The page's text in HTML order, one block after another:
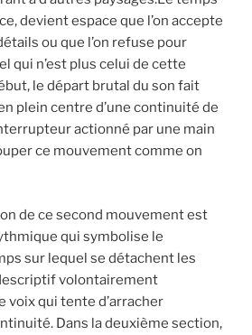
devient espace que l’on accepte
ou que l’on refuse pour
qui n’est plus celui de cette
le départ brutal du son fait
plein centre d’une continuité de
actionné par une main
ce mouvement comme on
de ce second mouvement est
qui symbolise le
sur lequel se détachent les
volontairement
voix qui tente d’arracher
Dans la deuxième section,